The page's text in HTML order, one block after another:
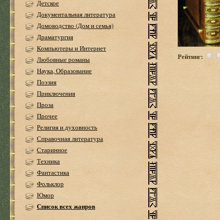
Детское
Документальная литература
Домоводство (Дом и семья)
Драматургия
Компьютеры и Интернет
Любовные романы
Наука, Образование
Поэзия
Приключения
Проза
Прочее
Религия и духовность
Справочная литература
Старинное
Техника
Фантастика
Фольклор
Юмор
Список всех жанров
Рейтинг: